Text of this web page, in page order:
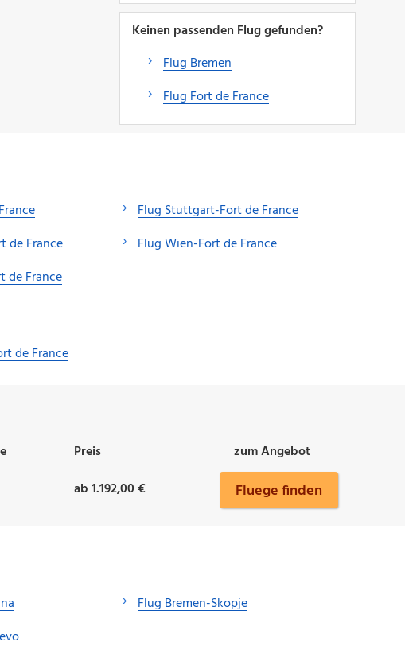
Keinen passenden Flug gefunden?
Flug Bremen
Flug Fort de France
de France
de France
Flug Stuttgart-Fort de France
Flug Wien-Fort de France
de France
Preis
zum Angebot
ab 1.192,00 € Fluege finden
Flug Bremen-Skopje